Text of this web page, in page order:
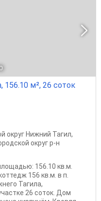
156.10 м², 26 соток
округ Нижний Тагил,
округ р-н
156.10 кв.м.
156 кв.м. в п.
Тагила,
26 соток. Дом